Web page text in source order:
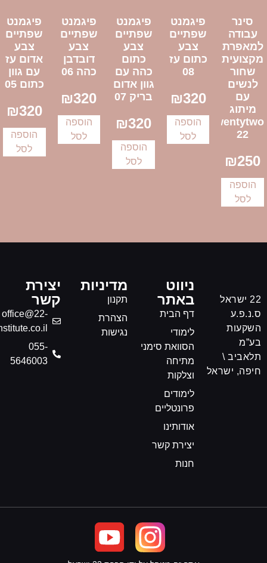
סינר
עבודה
למאפרת
מקצועית
שחור
לנשים
עם
מיתוג
Twentytwo
22
₪250
הוספה
לסל
פיגמנט
שפתיים
צבע
כתום עז
08
₪320
הוספה
לסל
פיגמנט
שפתיים
צבע
כתום
כהה עם
גוון אדום
בריק 07
₪320
הוספה
לסל
פיגמנט
שפתיים
צבע
דובדבן
כהה 06
₪320
הוספה
לסל
פיגמנט
שפתיים
צבע
אדום עז
עם גוון
כתום 05
₪320
הוספה
לסל
22 ישראל
ס.נ.פ.ע
השקעות
בע”מ
תלאביב \
חיפה, ישראל
ניווט
באתר
דף הבית
לימודי
הסוואת סימני
מתיחה
וצלקות
לימודים
פרונטליים
אודותינו
יצירת קשר
חנות
מדיניות
תקנון
הצהרת
נגישות
יצירת
קשר
office@22-
‎055-
5646003